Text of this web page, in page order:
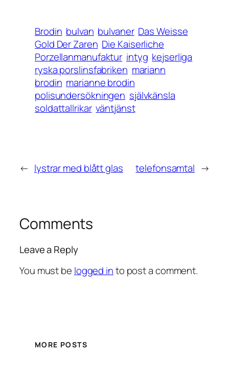
Brodin bulvan bulvaner Das Weisse
Gold Der Zaren Die Kaiserliche
Porzellanmanufaktur intyg kejserliga
ryska porslinsfabriken mariann
brodin marianne brodin
polisundersökningen självkänsla
soldattallrikar väntjänst
← lystrar med blått glas telefonsamtal →
Comments
Leave a Reply
You must be logged into post a comment.
MORE POSTS